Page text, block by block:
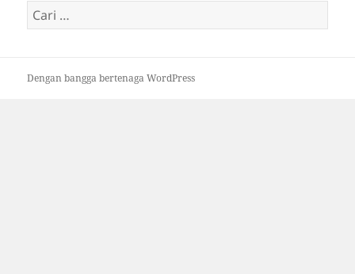
Cari
untuk:
Dengan bangga bertenaga WordPress